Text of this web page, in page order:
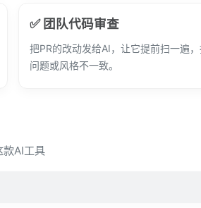
✅ 团队代码审查
把PR的改动发给AI，让它提前扫一遍
问题或风格不一致。
AI工具